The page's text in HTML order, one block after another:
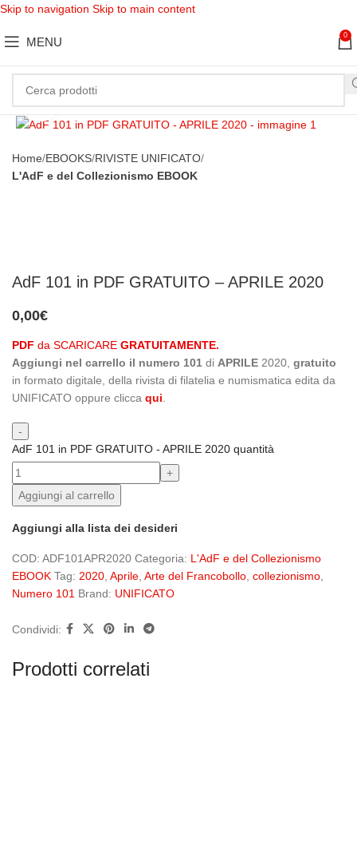
Skip to navigation Skip to main content
MENU 0
Clicca per ingrandire
Home EBOOKS RIVISTE UNIFICATO
L'AdF e del Collezionismo EBOOK
AdF 101 in PDF GRATUITO – APRILE 2020
0,00€
PDF da SCARICARE GRATUITAMENTE.
Aggiungi nel carrello il numero 101 di APRILE 2020, gratuito
in formato digitale, della rivista di filatelia e numismatica edita da
UNIFICATO oppure clicca qui.
AdF 101 in PDF GRATUITO - APRILE 2020 quantità
Aggiungi al carrello
Aggiungi alla lista dei desideri
COD: ADF101APR2020 Categoria: L'AdF e del Collezionismo
EBOOK Tag: 2020, Aprile, Arte del Francobollo, collezionismo,
Numero 101 Brand: UNIFICATO
Condividi:
Prodotti correlati